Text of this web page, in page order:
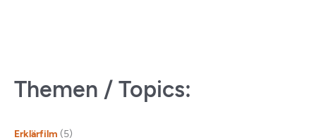
Themen / Topics:
Erklärfilm (5)